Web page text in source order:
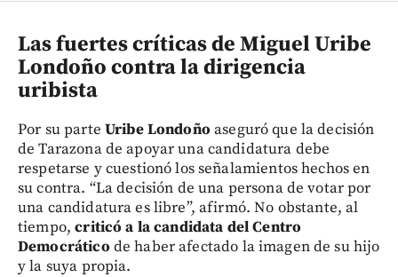
Las fuertes críticas de Miguel Uribe
Londoño contra la dirigencia
uribista
Por su parte Uribe Londoño aseguró que la decisión
de Tarazona de apoyar una candidatura debe
respetarse y cuestionó los señalamientos hechos en
su contra. “La decisión de una persona de votar por
una candidatura es libre”, afirmó. No obstante, al
tiempo,criticó a la candidata del Centro
Democrático de haber afectado la imagen de su hijo
y la suya propia.